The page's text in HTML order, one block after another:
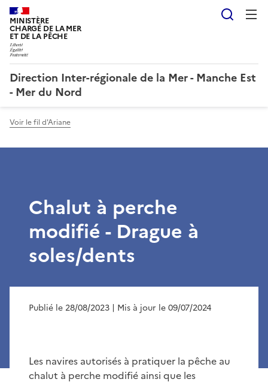
MINISTÈRE
CHARGÉ DE LA MER
ET DE LA PÊCHE
Direction Inter-régionale de la Mer - Manche Est
- Mer du Nord
Voir le fil d'Ariane
Chalut à perche
modifié - Drague à
soles/dents
Publié le 28/08/2023 | Mis à jour le 09/07/2024
Les navires autorisés à pratiquer la pêche au
chalut à perche modifié ainsi que les